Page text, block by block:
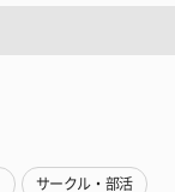
サークル・部活